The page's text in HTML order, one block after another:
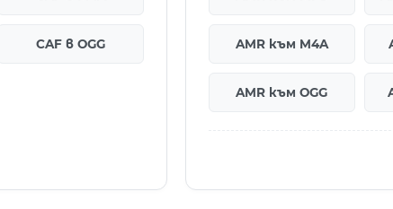
CAF в OGG AMR към M4A
AMR към OGG